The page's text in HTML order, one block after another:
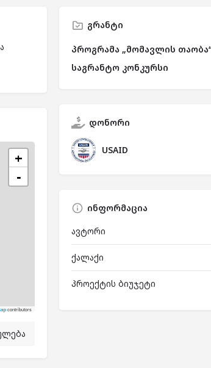
+
−
contributors
გრანტი
პროგრამა „მომავლის
საგრანტო კონკურსი
დონორი
USAID
ინფორმაცია
ავტორი
ქალაქი
პროექტის ბიუჯეტი